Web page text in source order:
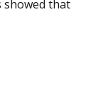
showed that